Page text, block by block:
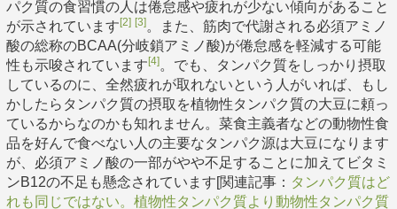
パク質の食習慣の人は倦怠感や疲れが少ない傾向があること
が示されています [2] [3]。また、筋肉で代謝される必須アミノ
酸の総称のBCAA(分岐鎖アミノ酸)が倦怠感を軽減する可能
性も示唆されています [4]。でも、タンパク質をしっかり摂取
しているのに、全然疲れが取れないという人がいれば、もし
かしたらタンパク質の摂取を植物性タンパク質の大豆に頼っ
ているからなのかも知れません。菜食主義者などの動物性食
品を好んで食べない人の主要なタンパク源は大豆になります
が、必須アミノ酸の一部がやや不足することに加えてビタミ
ンB12の不足も懸念されています[関連記事： タンパク質はど
れも同じではない。植物性タンパク質より動物性タンパク質